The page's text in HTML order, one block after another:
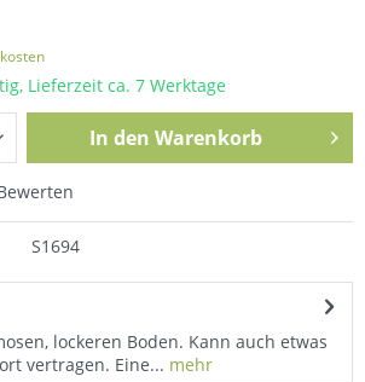
Lieferzeit ca. 7 Werktage
In den Warenkorb
S1694
lockeren Boden. Kann auch etwas
vertragen. Eine... mehr